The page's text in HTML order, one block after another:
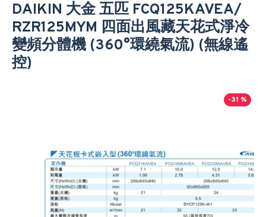
DAIKIN 大金 五匹 FCQ125KAVEA/
RZR125MYM 四面出風藏天花式淨冷
變頻分體機 (360°環繞氣流) (無線遙
控)
-31 %